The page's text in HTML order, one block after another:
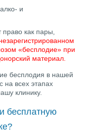
и
как пары,
«бесплодие» при
материал.
бесплодия в нашей
на всех этапах
клинику.
бесплатную